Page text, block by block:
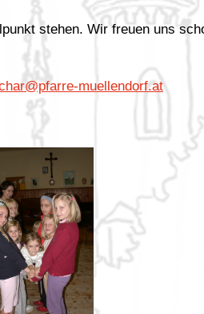
stehen. Wir freuen uns
muellendorf.at